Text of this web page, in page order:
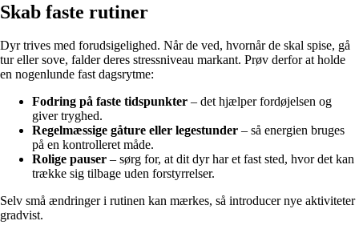
Skab faste rutiner
Dyr trives med forudsigelighed. Når de ved, hvornår de skal spise, gå
tur eller sove, falder deres stressniveau markant. Prøv derfor at holde
en nogenlunde fast dagsrytme:
Fodring på faste tidspunkter – det hjælper fordøjelsen og
giver tryghed.
Regelmæssige gåture eller legestunder – så energien bruges
på en kontrolleret måde.
Rolige pauser – sørg for, at dit dyr har et fast sted, hvor det kan
trække sig tilbage uden forstyrrelser.
Selv små ændringer i rutinen kan mærkes, så introducer nye aktiviteter
gradvist.